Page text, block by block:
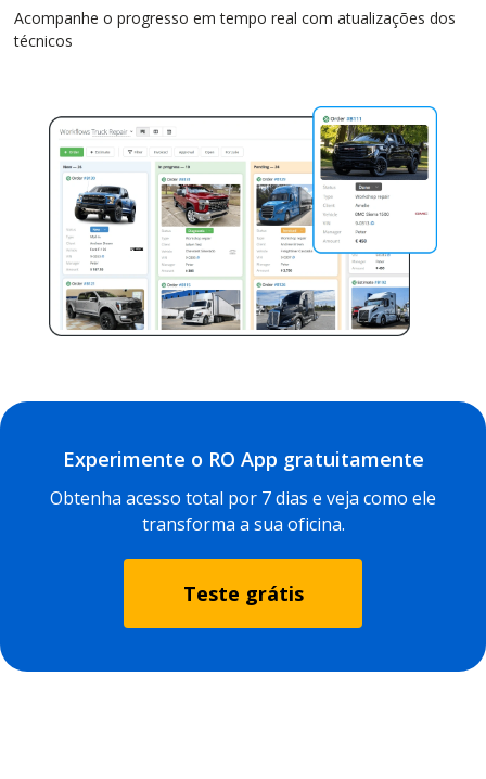
Acompanhe o progresso em tempo real com atualizações dos
técnicos
Experimente o RO App gratuitamente
Obtenha acesso total por 7 dias e veja como ele
transforma a sua oficina.
Teste grátis